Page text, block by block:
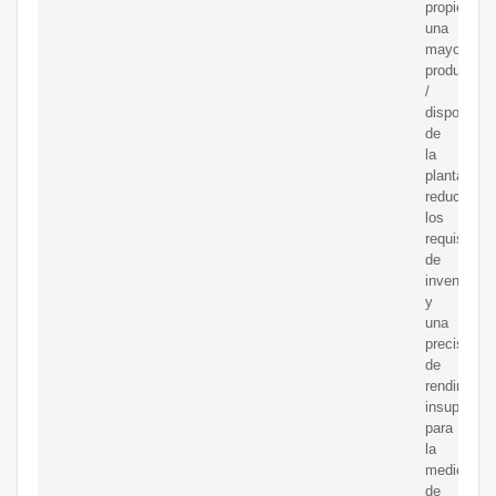
propiedad,
una
mayor
/
de
la
planta,
reducimos
los
requisitos
de
inventario
y
una
precisión
de
para
la
medición
de